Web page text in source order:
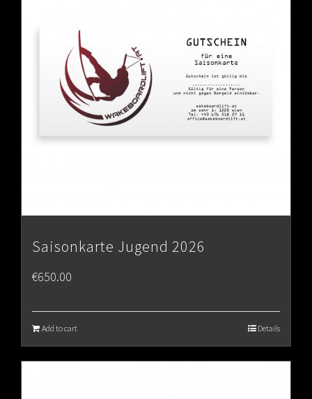
Saisonkarte Jugend 2026
€650.00
Add to cart Details